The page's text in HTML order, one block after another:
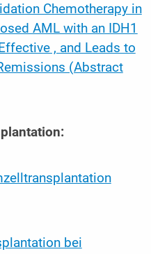
Chemotherapy in
AML with an IDH1
, and Leads to
(Abstract
bei